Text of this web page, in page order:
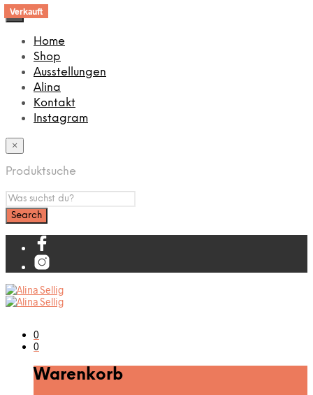
×
Home
Shop
Ausstellungen
Alina
Kontakt
Instagram
×
Produktsuche
0
0
Warenkorb
Verkauft